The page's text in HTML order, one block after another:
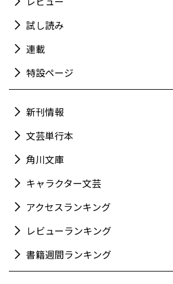
試し読み
連載
特設ページ
新刊情報
文芸単行本
角川文庫
キャラクター文芸
アクセスランキング
レビューランキング
書籍週間ランキング